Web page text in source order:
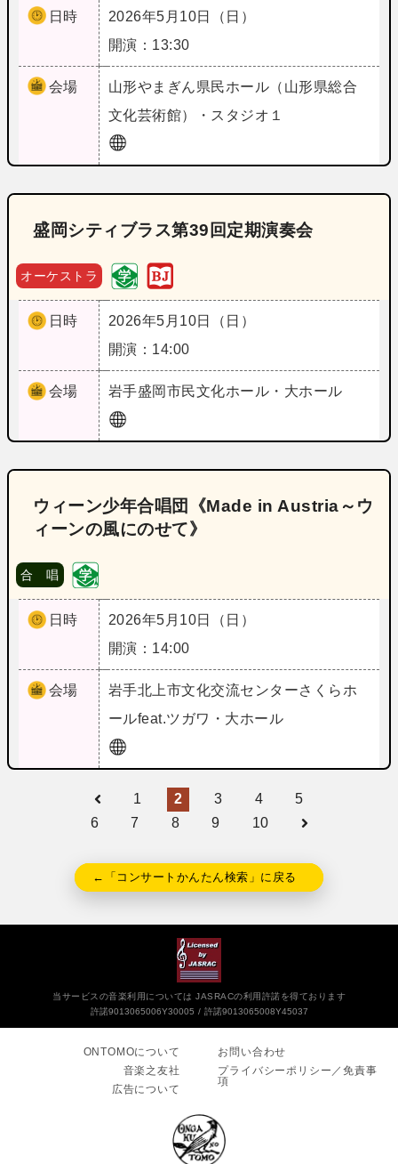
日時
2026年5月10日（日）
開演：13:30
会場 山形やまぎん県民ホール（山形県総合
文化芸術館）・スタジオ１
盛岡シティブラス第39回定期演奏会
オーケストラ
日時
2026年5月10日（日）
開演：14:00
会場 岩手盛岡市民文化ホール・大ホール
ウィーン少年合唱団《Made in Austria～ウ
ィーンの風にのせて》
合 唱
日時
2026年5月10日（日）
開演：14:00
会場 岩手北上市文化交流センターさくらホ
ールfeat.ツガワ・大ホール
1 2 3 4
5
6
7 8 9 10
←「コンサートかんたん検索」に戻る
当サービスの音楽利用については JASRACの利用許諾を得ております
許諾9013065006Y30005
許諾9013065008Y45037
ONTOMOについて
音楽之友社
広告について
お問い合わせ
プライバシーポリシー／免責事
項